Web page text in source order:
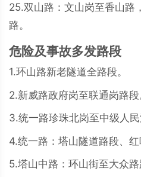
25.双山路：文山岗至香山路
路。
危险及事故多发路段
1.环山路新老隧道全路段。
2.新威路政府岗至联通岗路段
3.统一路珍珠北岗至中级人民
4.统一路：塔山隧道路段、红
5.塔山中路：环山街至大众路